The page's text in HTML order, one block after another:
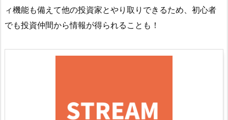
ィ機能も備えて他の投資家とやり取りできるため、初心者
でも投資仲間から情報が得られることも！